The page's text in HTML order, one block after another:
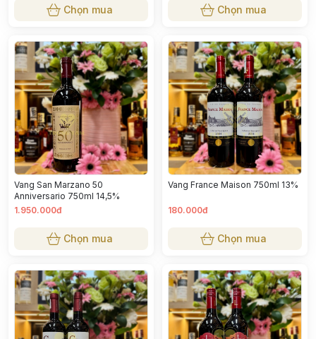
Chọn mua Chọn mua
Vang San Marzano 50
Anniversario 750ml 14,5%
1.950.000đ
Chọn mua
Vang France Maison 750ml 13%
180.000đ
Chọn mua